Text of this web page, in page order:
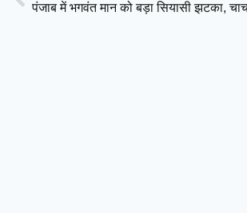
पंजाब में भगवंत मान को बड़ा सियासी झटका,